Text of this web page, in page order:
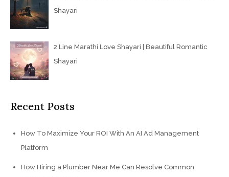
Shayari
2 Line Marathi Love Shayari | Beautiful Romantic
Shayari
Recent Posts
How To Maximize Your ROI With An AI Ad Management
Platform
How Hiring a Plumber Near Me Can Resolve Common